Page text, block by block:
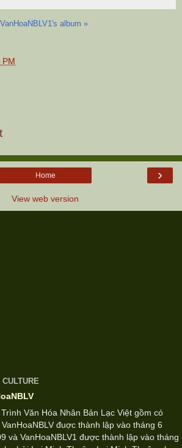
album »
PM
›
Home
View web version
Văn Hóa Nhân Bản Lạc Việt gồm có
đuợc thành lập vào tháng 6
và VanHoaNBLV1 được thành lập vào tháng